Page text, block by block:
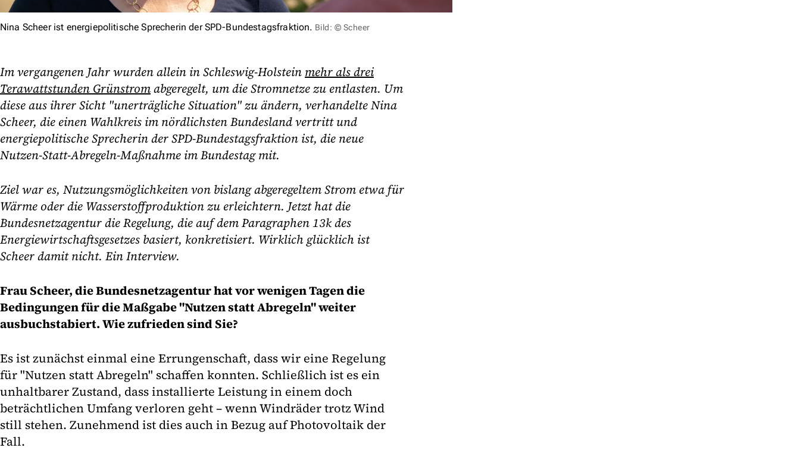
Nina Scheer ist energiepolitische Sprecherin der SPD-Bundestagsfraktion. Bild: © Scheer
Im vergangenen Jahr wurden allein in Schleswig-Holstein mehr als drei
Terawattstunden Grünstromabgeregelt, um die Stromnetze zu entlasten. Um
diese aus ihrer Sicht "unerträgliche Situation" zu ändern, verhandelte Nina
Scheer, die einen Wahlkreis im nördlichsten Bundesland vertritt und
energiepolitische Sprecherin der SPD-Bundestagsfraktion ist, die neue
Nutzen-Statt-Abregeln-Maßnahme im Bundestag mit.
Ziel war es, Nutzungsmöglichkeiten von bislang abgeregeltem Strom etwa für
Wärme oder die Wasserstoffproduktion zu erleichtern. Jetzt hat die
Bundesnetzagentur die Regelung, die auf dem Paragraphen 13k des
Energiewirtschaftsgesetzes basiert, konkretisiert. Wirklich glücklich ist
Scheer damit nicht. Ein Interview.
Frau Scheer, die Bundesnetzagentur hat vor wenigen Tagen die
Bedingungen für die Maßgabe "Nutzen statt Abregeln" weiter
ausbuchstabiert. Wie zufrieden sind Sie?
Es ist zunächst einmal eine Errungenschaft, dass wir eine Regelung
für "Nutzen statt Abregeln" schaffen konnten. Schließlich ist es ein
unhaltbarer Zustand, dass installierte Leistung in einem doch
beträchtlichen Umfang verloren geht – wenn Windräder trotz Wind
still stehen. Zunehmend ist dies auch in Bezug auf Photovoltaik der
Fall.